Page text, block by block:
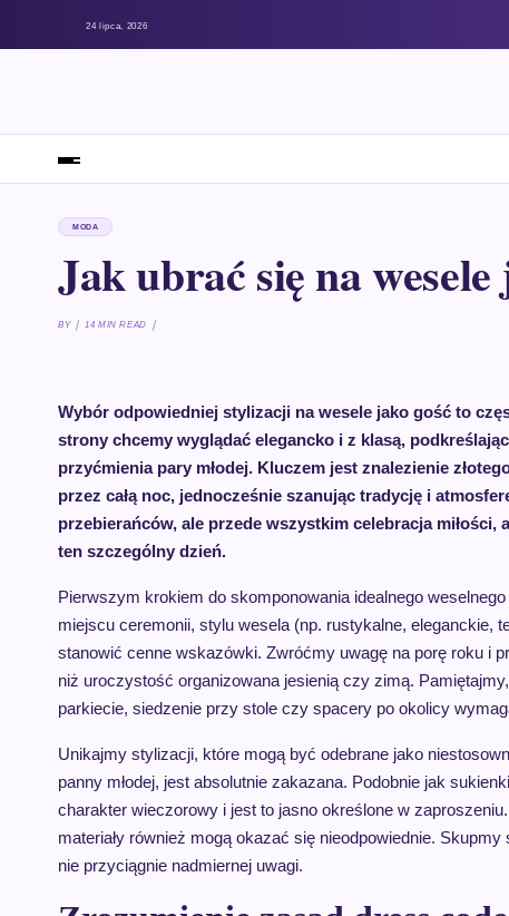
24 lipca, 2026
MODA
Jak ubrać się na wesele
BY 14 MIN READ
Wybór odpowiedniej stylizacji na wesele jako gość to
strony chcemy wyglądać elegancko i z klasą,
przyćmienia pary młodej. Kluczem jest znalezienie
przez całą noc, jednocześnie szanując tradycję i
przebierańców, ale przede wszystkim celebracja
ten szczególny dzień.
Pierwszym krokiem do skomponowania idealnego
miejscu ceremonii, stylu wesela (np. rustykalne, eleganckie,
stanowić cenne wskazówki. Zwróćmy uwagę na porę roku i
niż uroczystość organizowana jesienią czy zimą.
parkiecie, siedzenie przy stole czy spacery po okolicy
Unikajmy stylizacji, które mogą być odebrane jako
panny młodej, jest absolutnie zakazana. Podobnie jak
charakter wieczorowy i jest to jasno określone w
materiały również mogą okazać się nieodpowiednie.
nie przyciągnie nadmiernej uwagi.